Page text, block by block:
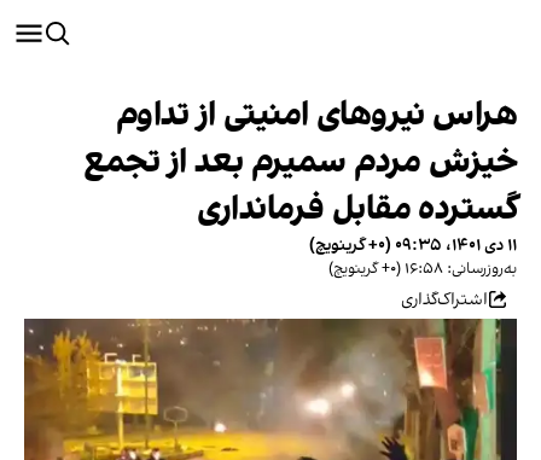
هراس نیروهای امنیتی از تداوم
خیزش مردم سمیرم بعد از تجمع‌
گسترده مقابل فرمانداری
۱۱ دی ۱۴۰۱، ۰۹:۳۵ (‎+۰ گرینویچ)
به‌روزرسانی: ۱۶:۵۸ (‎+۰ گرینویچ)
اشتراک‌گذاری